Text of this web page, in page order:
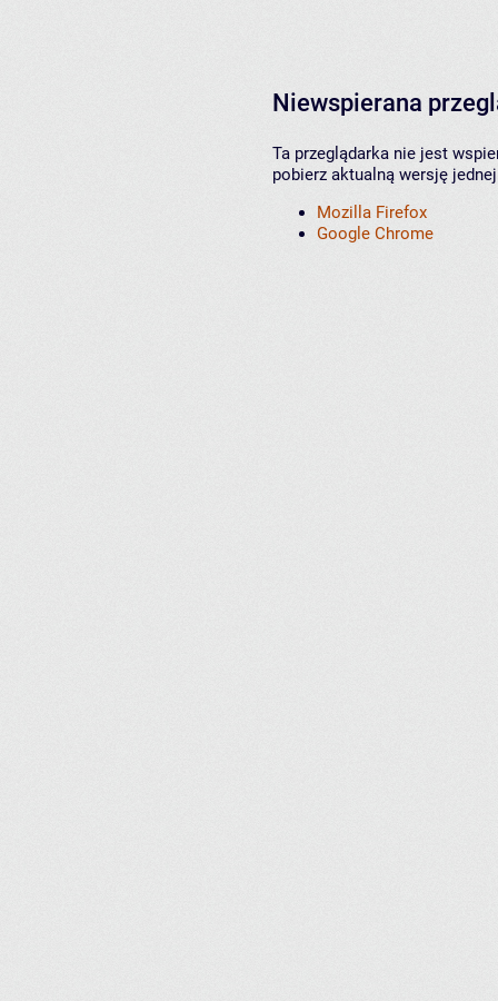
Niewspierana
Ta przeglądarka nie jest
pobierz aktualną wersję
Mozilla Firefox
Google Chrome